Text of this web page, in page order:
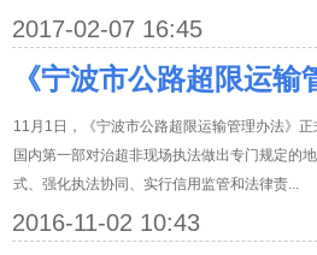
2017-02-07 16:45
《宁波市公路超限运
11月1日，《宁波市公路超限运输管理办法》
国内第一部对治超非现场执法做出专门规定的
式、强化执法协同、实行信用监管和法律责...
2016-11-02 10:43